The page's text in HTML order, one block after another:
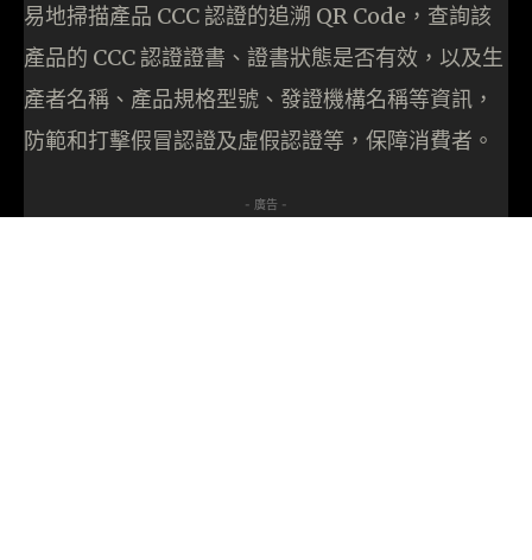
易地掃描產品 CCC 認證的追溯 QR Code，查詢該
產品的 CCC 認證證書、證書狀態是否有效，以及生
產者名稱、產品規格型號、發證機構名稱等資訊，
防範和打擊假冒認證及虛假認證等，保障消費者。
- 廣告 -